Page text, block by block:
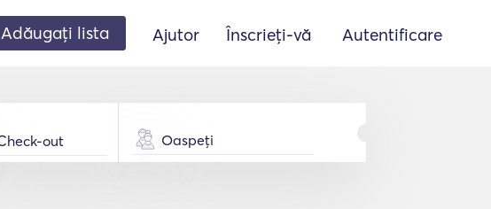
Adăugați lista Ajutor Înscrieți-vă Autentificare
Oaspeți